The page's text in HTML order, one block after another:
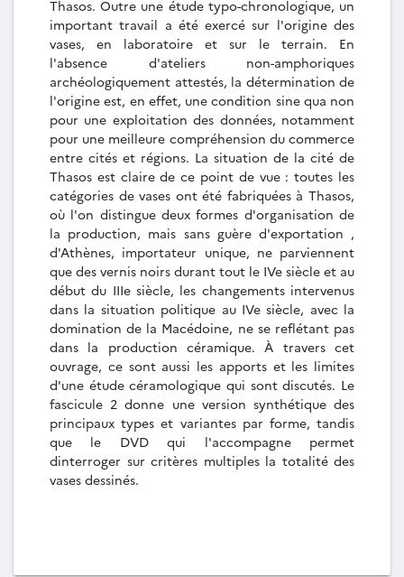
Thasos. Outre une étude typo-chronologique, un
important travail a été exercé sur l'origine des
vases, en laboratoire et sur le terrain. En
l'absence d'ateliers non-amphoriques
archéologiquement attestés, la détermination de
l'origine est, en effet, une condition sine qua non
pour une exploitation des données, notamment
pour une meilleure compréhension du commerce
entre cités et régions. La situation de la cité de
Thasos est claire de ce point de vue : toutes les
catégories de vases ont été fabriquées à Thasos,
où l'on distingue deux formes d'organisation de
la production, mais sans guère d'exportation ,
d'Athènes, importateur unique, ne parviennent
que des vernis noirs durant tout le IVe siècle et au
début du IIIe siècle, les changements intervenus
dans la situation politique au IVe siècle, avec la
domination de la Macédoine, ne se reflétant pas
dans la production céramique. À travers cet
ouvrage, ce sont aussi les apports et les limites
d'une étude céramologique qui sont discutés. Le
fascicule 2 donne une version synthétique des
principaux types et variantes par forme, tandis
que le DVD qui l'accompagne permet
dinterroger sur critères multiples la totalité des
vases dessinés.